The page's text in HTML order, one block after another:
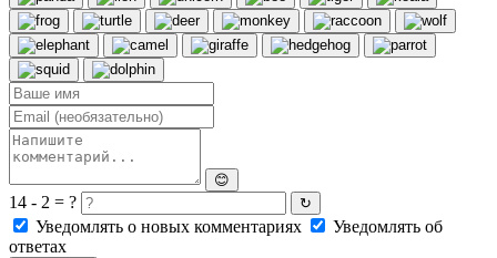
😊
14 - 2 = ? ↻
Уведомлять о новых комментариях
Уведомлять об
ответах